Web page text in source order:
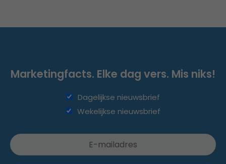
Marketingfacts. Elke dag vers. Mis niks!
Dagelijkse nieuwsbrief
Wekelijkse nieuwsbrief